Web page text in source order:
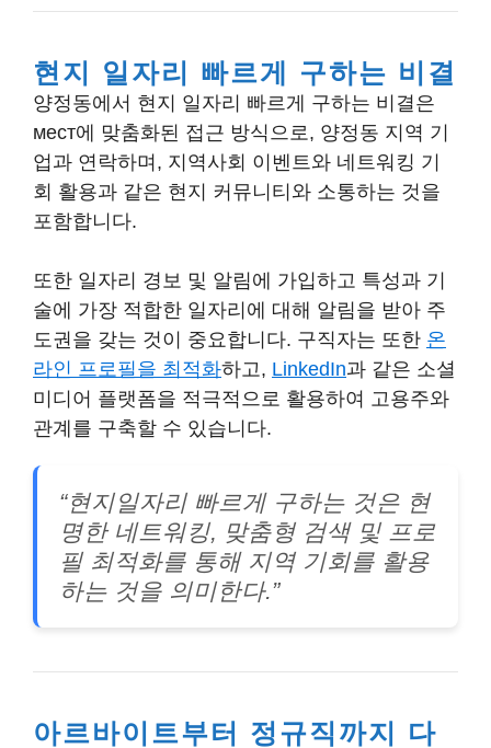
현지 일자리 빠르게 구하는 비결
양정동에서 현지 일자리 빠르게 구하는 비결은
мест에 맞춤화된 접근 방식으로, 양정동 지역 기
업과 연락하며, 지역사회 이벤트와 네트워킹 기
회 활용과 같은 현지 커뮤니티와 소통하는 것을
포함합니다.
또한 일자리 경보 및 알림에 가입하고 특성과 기
술에 가장 적합한 일자리에 대해 알림을 받아 주
도권을 갖는 것이 중요합니다. 구직자는 또한 온
라인 프로필을 최적화하고, LinkedIn과 같은 소셜
미디어 플랫폼을 적극적으로 활용하여 고용주와
관계를 구축할 수 있습니다.
“현지일자리 빠르게 구하는 것은 현
명한 네트워킹, 맞춤형 검색 및 프로
필 최적화를 통해 지역 기회를 활용
하는 것을 의미한다.”
아르바이트부터 정규직까지 다